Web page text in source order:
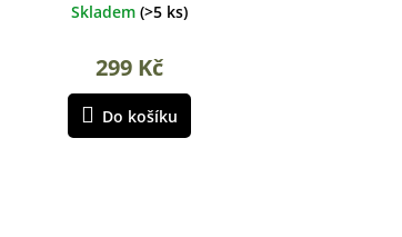
Skladem(>5 ks)
299 Kč
Do košíku